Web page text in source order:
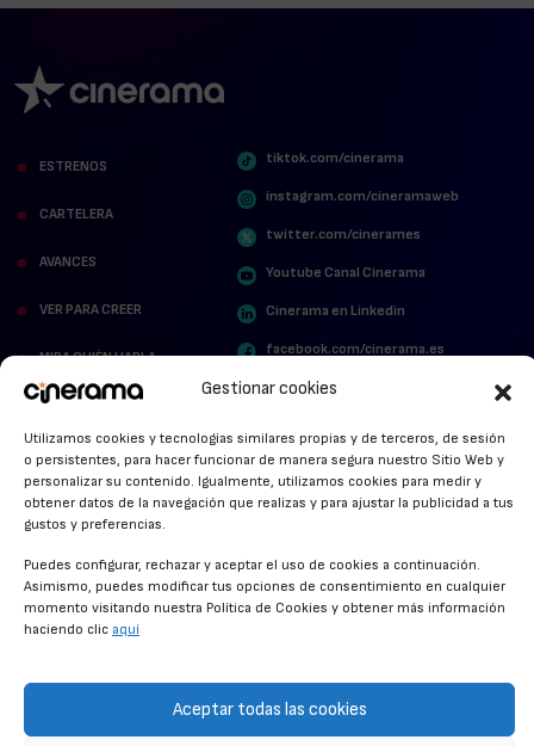
Gestionar cookies
Utilizamos cookies y tecnologías similares propias y de terceros, de sesión
o persistentes, para hacer funcionar de manera segura nuestro Sitio Web y
personalizar su contenido. Igualmente, utilizamos cookies para medir y
obtener datos de la navegación que realizas y para ajustar la publicidad a tus
gustos y preferencias.
Puedes configurar, rechazar y aceptar el uso de cookies a continuación.
Asimismo, puedes modificar tus opciones de consentimiento en cualquier
momento visitando nuestra Política de Cookies y obtener más información
haciendo clic aquí
Aceptar todas las cookies
ESTRENOS
CARTELERA
AVANCES
VER PARA CREER
MIRA QUIÉN HABLA
STREAMING NEWS
ALFOMBRA ROJA
ANUNCIOS DE CINE
tiktok.com/cinerama
instagram.com/cineramaweb
twitter.com/cinerames
Youtube Canal Cinerama
Cinerama en Linkedin
facebook.com/cinerama.es
CONDICIONES GENERALES
POLÍTICA DE PRIVACIDAD
CONTACTO